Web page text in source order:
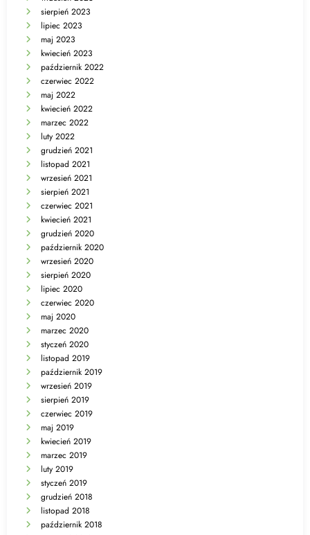
sierpień 2023
lipiec 2023
maj 2023
kwiecień 2023
październik 2022
czerwiec 2022
maj 2022
kwiecień 2022
marzec 2022
luty 2022
grudzień 2021
listopad 2021
wrzesień 2021
sierpień 2021
czerwiec 2021
kwiecień 2021
grudzień 2020
październik 2020
wrzesień 2020
sierpień 2020
lipiec 2020
czerwiec 2020
maj 2020
marzec 2020
styczeń 2020
listopad 2019
październik 2019
wrzesień 2019
sierpień 2019
czerwiec 2019
maj 2019
kwiecień 2019
marzec 2019
luty 2019
styczeń 2019
grudzień 2018
listopad 2018
październik 2018